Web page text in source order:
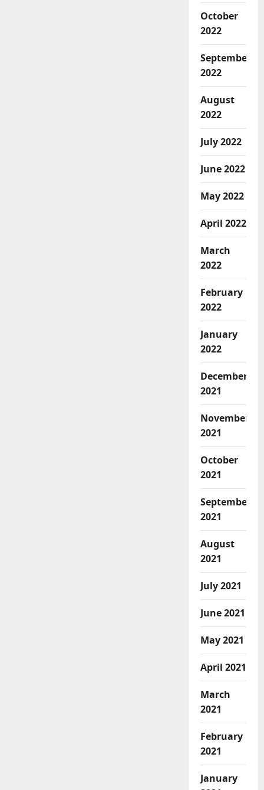
October
2022
September
2022
August
2022
July 2022
June 2022
May 2022
April 2022
March
2022
February
2022
January
2022
December
2021
November
2021
October
2021
September
2021
August
2021
July 2021
June 2021
May 2021
April 2021
March
2021
February
2021
January